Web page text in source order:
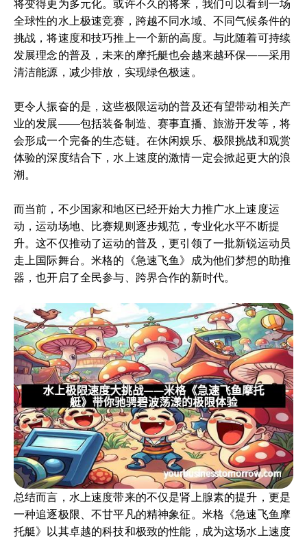
将变得更为多元化。或许不久的将来，我们可以看到一场
全球性的水上极速竞赛，跨越不同水域、不同气候条件的
挑战，将速度和技巧推上一个新的高度。与此随着可持续
发展理念的普及，未来的摩托艇也会越来越环保——采用
清洁能源，减少排放，实现绿色极速。
更令人振奋的是，这些极限运动的普及还有望带动相关产
业的发展——包括装备制造、赛事直播、旅游开发等，将
会形成一个完备的生态链。在休闲娱乐、极限挑战和观赏
体验的深度结合下，水上速度的激情一定会掀起更大的浪
潮。
而当前，不少国家和地区已经开始大力推广水上速度运
动，运动场地、比赛规则逐步规范，专业化水平不断提
升。这不仅推动了运动的普及，更引领了一批新锐运动员
走上国际舞台。米格的《急速飞鱼》成为他们梦想的助推
器，也开启了全民参与、跨界合作的新时代。
总结而言，水上速度带来的不仅是肾上腺素的提升，更是
一种追逐极限、不甘平凡的精神象征。米格《急速飞鱼摩
托艇》以其卓越的科技和极致的性能，成为这场水上速度